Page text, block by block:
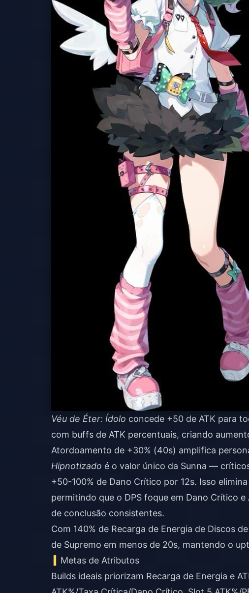
Véu de Éter: Ídolo concede +50 de ATK para
com buffs de ATK percentuais, criando
Atordoamento de +30% (40s) amplifica
Hipnotizado é o valor único da Sunna —
+50-100% de Dano Crítico por 12s. Isso
permitindo que o DPS foque em Dano Crítico
de conclusão consistentes.
Com 140% de Recarga de Energia de Discos
de Supremo em menos de 20s, mantendo o
Metas de Atributos
Builds ideais priorizam Recarga de Energia e